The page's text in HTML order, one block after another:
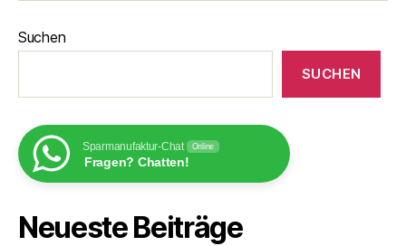
Suchen
SUCHEN
Sparmanufaktur-Chat Online
Fragen? Chatten!
Neueste Beiträge